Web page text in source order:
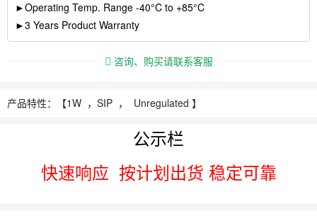
►Operating Temp. Range -40°C to +85°C
►3 Years Product Warranty
咨询、购买请联系客服
产品特性：【1W ， SIP ， Unregulated 】
公示栏
快速响应 按计划出货 稳定可靠